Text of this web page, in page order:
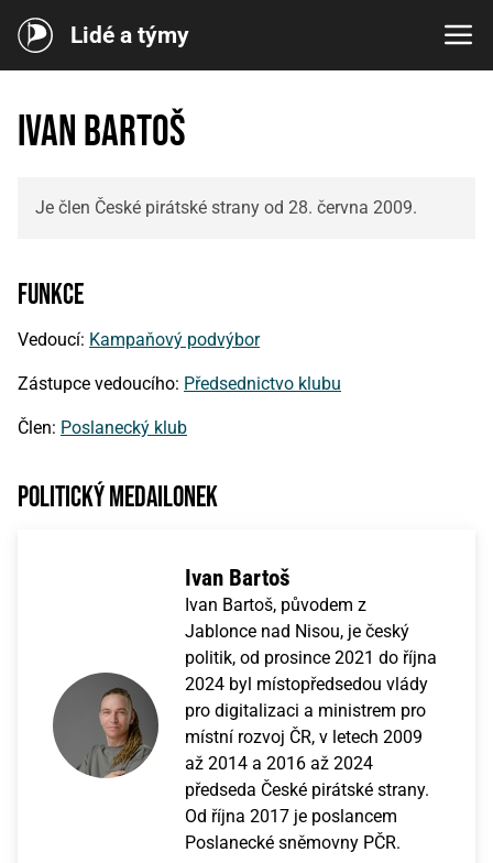
Lidé a týmy
Ivan Bartoš
Je člen České pirátské strany od 28. června 2009.
Funkce
Vedoucí: Kampaňový podvýbor
Zástupce vedoucího: Předsednictvo klubu
Člen: Poslanecký klub
Politický medailonek
Ivan Bartoš
Ivan Bartoš, původem z
Jablonce nad Nisou, je český
politik, od prosince 2021 do října
2024 byl místopředsedou vlády
pro digitalizaci a ministrem pro
místní rozvoj ČR, v letech 2009
až 2014 a 2016 až 2024
předseda České pirátské strany.
Od října 2017 je poslancem
Poslanecké sněmovny PČR.